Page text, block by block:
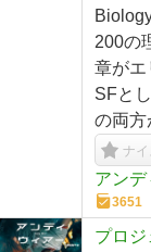
200の
章がエ
SFと
の両方
ナイ
アンデ
3651
プロ